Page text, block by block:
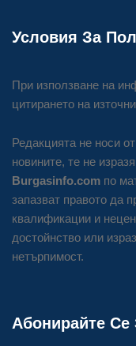
Условия За
При използване на
цитирането на
Редакцията не носи
новините, те не
Burgasinfo.com по
запазват правото да
квалификации и
достойнство или
нетърпимост.
Абонирайте